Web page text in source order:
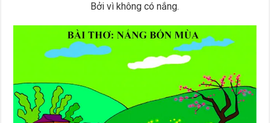
Bởi vì không có nắng.